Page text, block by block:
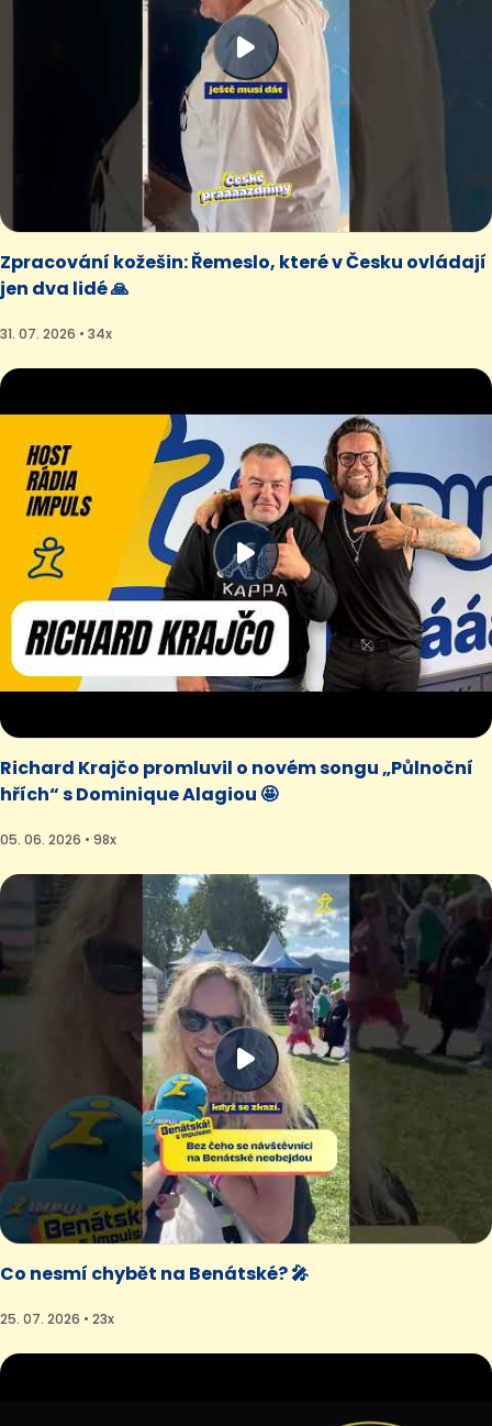
Zpracování kožešin: Řemeslo, které v Česku ovládají
jen dva lidé 🙏
31. 07. 2026 • 34x
Richard Krajčo promluvil o novém songu „Půlnoční
hřích“ s Dominique Alagiou 🤩
05. 06. 2026 • 98x
Co nesmí chybět na Benátské? 🎤
25. 07. 2026 • 23x